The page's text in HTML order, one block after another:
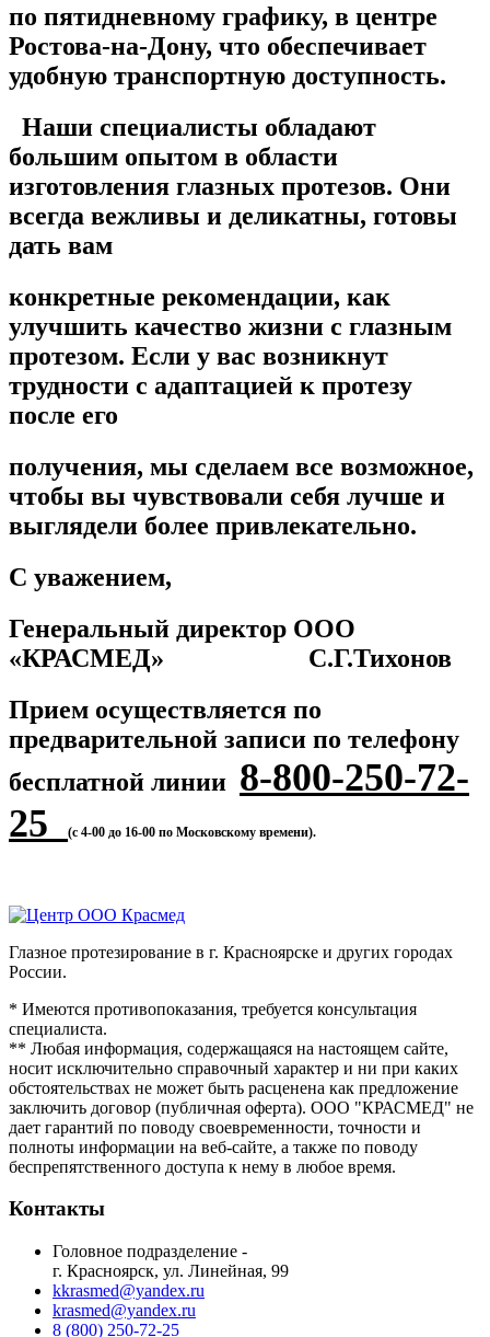
по пятидневному графику, в центре
Ростова-на-Дону, что обеспечивает
удобную транспортную доступность.
Наши специалисты обладают
большим опытом в области
изготовления глазных протезов. Они
всегда вежливы и деликатны, готовы
дать вам
конкретные рекомендации, как
улучшить качество жизни с глазным
протезом. Если у вас возникнут
трудности с адаптацией к протезу
после его
получения, мы сделаем все возможное,
чтобы вы чувствовали себя лучше и
выглядели более привлекательно.
С уважением,
Генеральный директор ООО
«КРАСМЕД» С.Г.Тихонов
Прием осуществляется по
предварительной записи по телефону
бесплатной линии 8-800-250-72-
25
(с 4-00 до 16-00 по Московскому времени).
Глазное протезирование в г. Красноярске и других городах
России.
* Имеются противопоказания, требуется консультация
специалиста.
** Любая информация, содержащаяся на настоящем сайте,
носит исключительно справочный характер и ни при каких
обстоятельствах не может быть расценена как предложение
заключить договор (публичная оферта). ООО "КРАСМЕД" не
дает гарантий по поводу своевременности, точности и
полноты информации на веб-сайте, а также по поводу
беспрепятственного доступа к нему в любое время.
Контакты
Головное подразделение -
г. Красноярск, ул. Линейная, 99
kkrasmed@yandex.ru
krasmed@yandex.ru
8 (800) 250-72-25